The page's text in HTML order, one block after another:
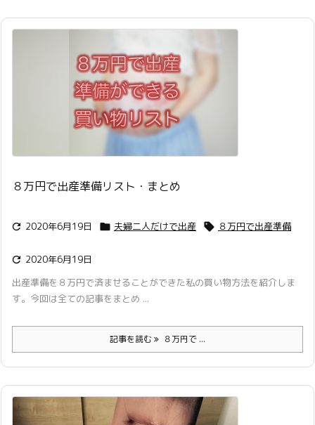
８万円で出産準備リスト・まとめ
 2020年6月19日  夫婦二人だけで出産  ８万円で出産準備
 2020年6月19日
出産準備を８万円で済ませることができた私の買い物方法を紹介しま
す。今回は全ての記事をまとめ ...
記事を読む ８万円で ...